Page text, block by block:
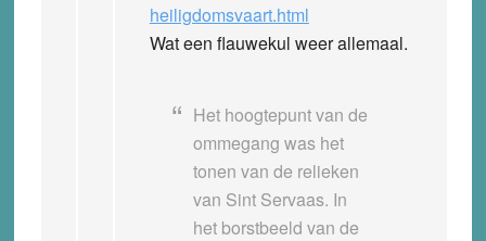
heiligdomsvaart.html
Wat een flauwekul weer allemaal.
Het hoogtepunt van de
ommegang was het
tonen van de relieken
van Sint Servaas. In
het borstbeeld van de